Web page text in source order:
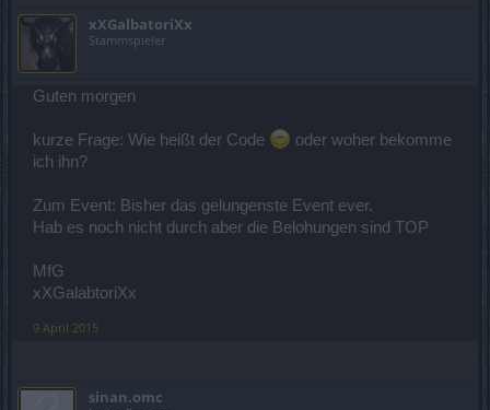
xXGalbatoriXx
Stammspieler
Guten morgen
kurze Frage: Wie heißt der Code
oder woher bekomme
ich ihn?
Zum Event: Bisher das gelungenste Event ever.
Hab es noch nicht durch aber die Belohungen sind TOP
MfG
xXGalabtoriXx
9 April 2015
sinan.omc